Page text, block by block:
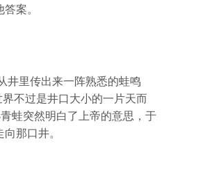
案。
井里传出来一阵熟悉的蛙鸣
不过是井口大小的一片天而
蛙突然明白了上帝的意思，于
那口井。